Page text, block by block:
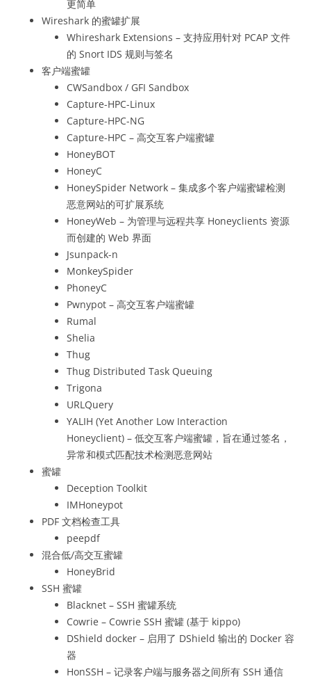
更简单
Wireshark 的蜜罐扩展
Whireshark Extensions – 支持应用针对 PCAP 文件
的 Snort IDS 规则与签名
客户端蜜罐
CWSandbox / GFI Sandbox
Capture-HPC-Linux
Capture-HPC-NG
Capture-HPC – 高交互客户端蜜罐
HoneyBOT
HoneyC
HoneySpider Network – 集成多个客户端蜜罐检测
恶意网站的可扩展系统
HoneyWeb – 为管理与远程共享 Honeyclients 资源
而创建的 Web 界面
Jsunpack-n
MonkeySpider
PhoneyC
Pwnypot – 高交互客户端蜜罐
Rumal
Shelia
Thug
Thug Distributed Task Queuing
Trigona
URLQuery
YALIH (Yet Another Low Interaction
Honeyclient) – 低交互客户端蜜罐，旨在通过签名，
异常和模式匹配技术检测恶意网站
蜜罐
Deception Toolkit
IMHoneypot
PDF 文档检查工具
peepdf
混合低/高交互蜜罐
HoneyBrid
SSH 蜜罐
Blacknet – SSH 蜜罐系统
Cowrie – Cowrie SSH 蜜罐 (基于 kippo)
DShield docker – 启用了 DShield 输出的 Docker 容
器
HonSSH – 记录客户端与服务器之间所有 SSH 通信